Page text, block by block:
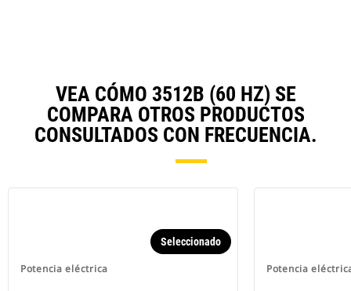
VEA CÓMO 3512B (60 HZ) SE
COMPARA OTROS PRODUCTOS
CONSULTADOS CON FRECUENCIA.
Potencia eléctrica
Seleccionado
Potencia